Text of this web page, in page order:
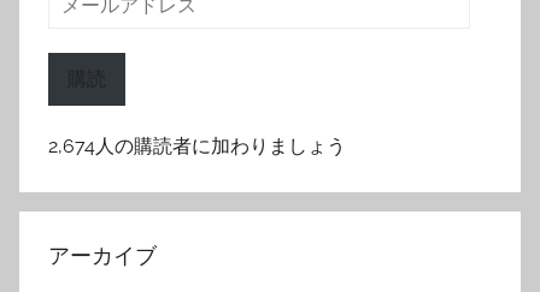
ス
購読
2,674人の購読者に加わりましょう
アーカイブ